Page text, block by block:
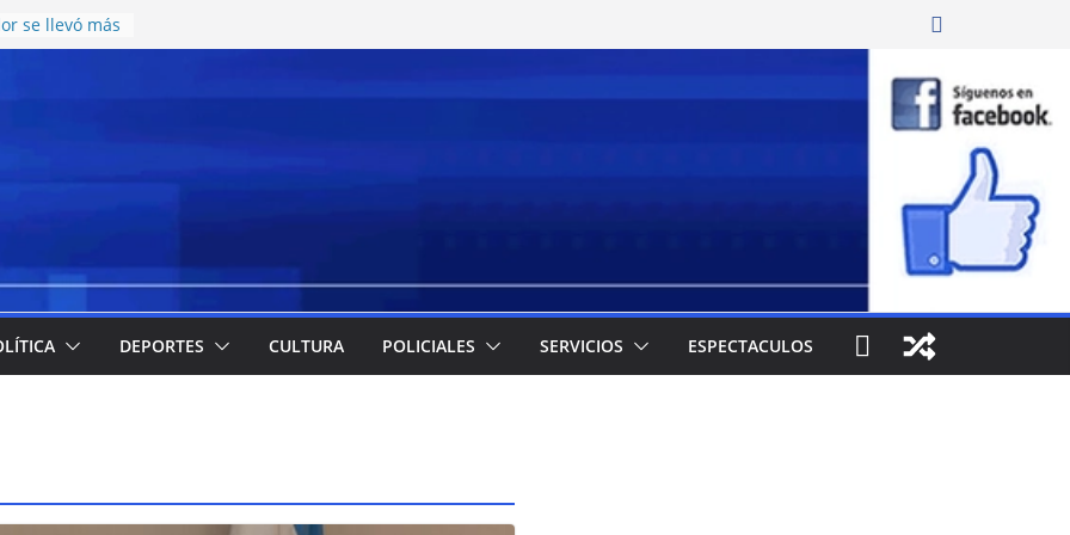
se llevó más
en el
y
en el CCISC
la llegada
cuáles
emergencia
meriendas y
DEPORTES CULTURA POLICIALES SERVICIOS ESPECTACULOS